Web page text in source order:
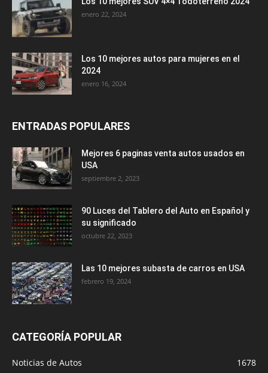
enero 22, 2024
Los 10 mejores autos para mujeres en el
2024
enero 16, 2024
ENTRADAS POPULARES
Mejores 6 paginas venta autos usados en
USA
septiembre 2, 2023
90 Luces del Tablero del Auto en Español y
su significado
octubre 22, 2023
Las 10 mejores subasta de carros en USA
febrero 19, 2024
CATEGORÍA POPULAR
Noticias de Autos
1678